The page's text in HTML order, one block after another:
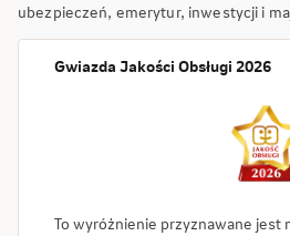
ubezpieczeń, emerytur, inwestycji i
Gwiazda Jakości Obsługi 2026
To wyróżnienie przyznawane jest